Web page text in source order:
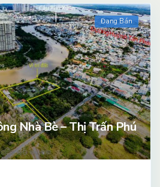
Đang Bán
Nhà Bè – Thị Trấn Phú